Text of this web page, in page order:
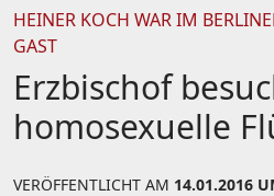
HEINER KOCH WAR IM
GAST
Erzbischof
homosexuelle
VERÖFFENTLICHT AM 14.01.2016